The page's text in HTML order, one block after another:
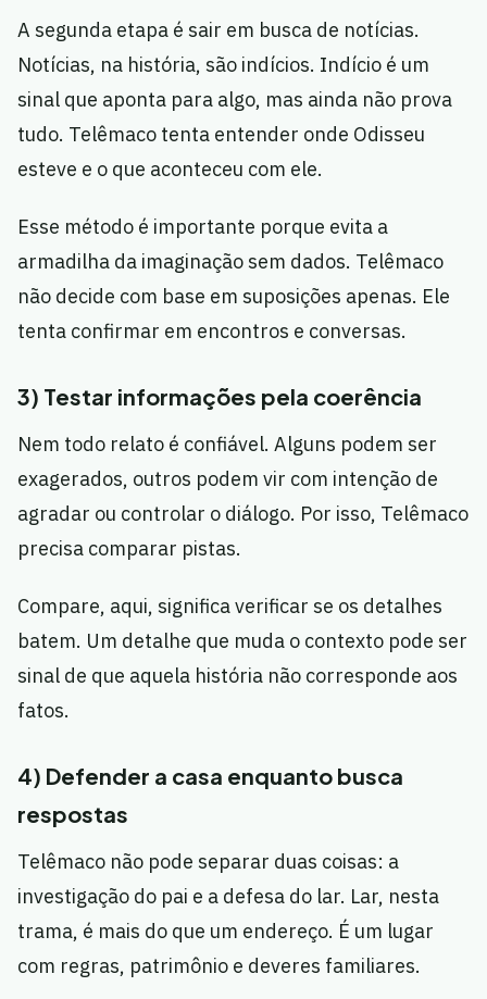
A segunda etapa é sair em busca de notícias.
Notícias, na história, são indícios. Indício é um
sinal que aponta para algo, mas ainda não prova
tudo. Telêmaco tenta entender onde Odisseu
esteve e o que aconteceu com ele.
Esse método é importante porque evita a
armadilha da imaginação sem dados. Telêmaco
não decide com base em suposições apenas. Ele
tenta confirmar em encontros e conversas.
3) Testar informações pela coerência
Nem todo relato é confiável. Alguns podem ser
exagerados, outros podem vir com intenção de
agradar ou controlar o diálogo. Por isso, Telêmaco
precisa comparar pistas.
Compare, aqui, significa verificar se os detalhes
batem. Um detalhe que muda o contexto pode ser
sinal de que aquela história não corresponde aos
fatos.
4) Defender a casa enquanto busca
respostas
Telêmaco não pode separar duas coisas: a
investigação do pai e a defesa do lar. Lar, nesta
trama, é mais do que um endereço. É um lugar
com regras, patrimônio e deveres familiares.